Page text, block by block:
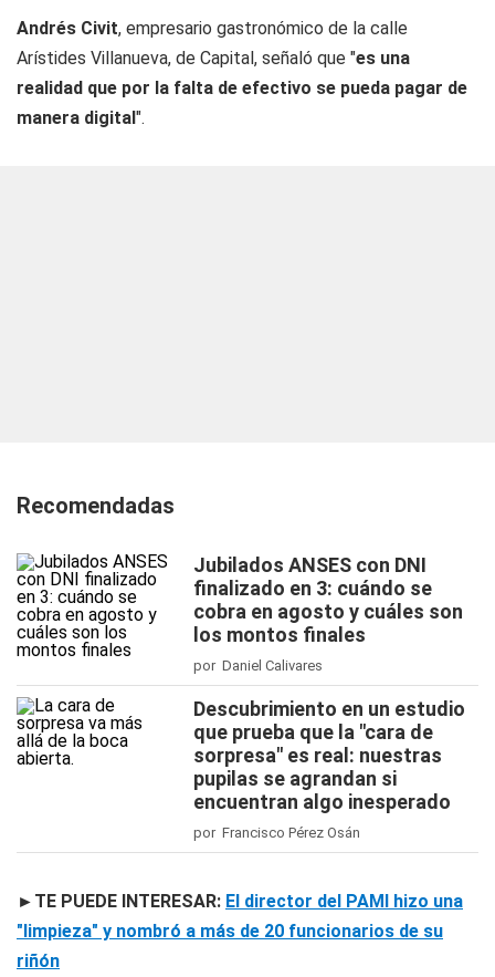
Andrés Civit, empresario gastronómico de la calle
Arístides Villanueva, de Capital, señaló que "es una
realidad que por la falta de efectivo se pueda pagar de
manera digital".
Recomendadas
Jubilados ANSES con DNI
finalizado en 3: cuándo se
cobra en agosto y cuáles son
los montos finales
por Daniel Calivares
Descubrimiento en un estudio
que prueba que la "cara de
sorpresa" es real: nuestras
pupilas se agrandan si
encuentran algo inesperado
por Francisco Pérez Osán
►TE PUEDE INTERESAR: El director del PAMI hizo una
"limpieza" y nombró a más de 20 funcionarios de su
riñón